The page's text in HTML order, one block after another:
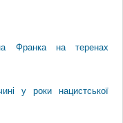
Франка на теренах
у роки нацистської